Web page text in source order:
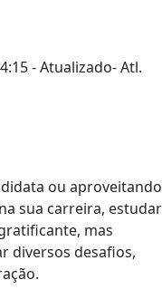
- Atualizado- Atl.
ou aproveitando
sua carreira, estudar
mas
diversos desafios,